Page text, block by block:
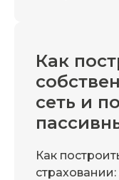
Как
сеть и
Как